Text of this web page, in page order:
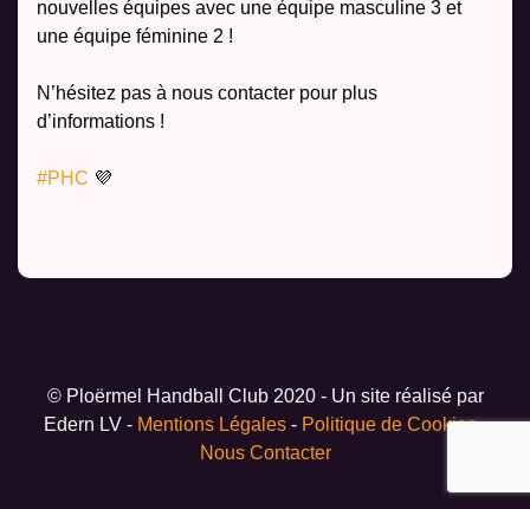
nouvelles équipes avec une équipe masculine 3 et
une équipe féminine 2 !
N’hésitez pas à nous contacter pour plus
d’informations !
#PHC 💜
© Ploërmel Handball Club 2020 - Un site réalisé par
Edern LV - Mentions Légales- Politique de Cookies-
Nous Contacter